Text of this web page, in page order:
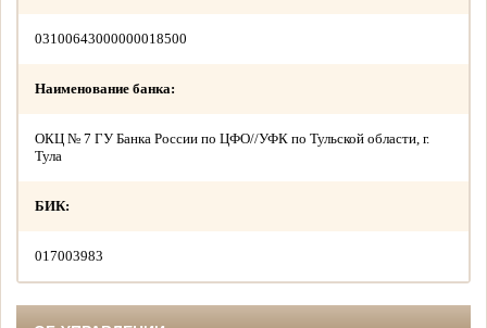
03100643000000018500
Наименование банка:
ОКЦ № 7 ГУ Банка России по ЦФО//УФК по Тульской области, г.
Тула
БИК:
017003983